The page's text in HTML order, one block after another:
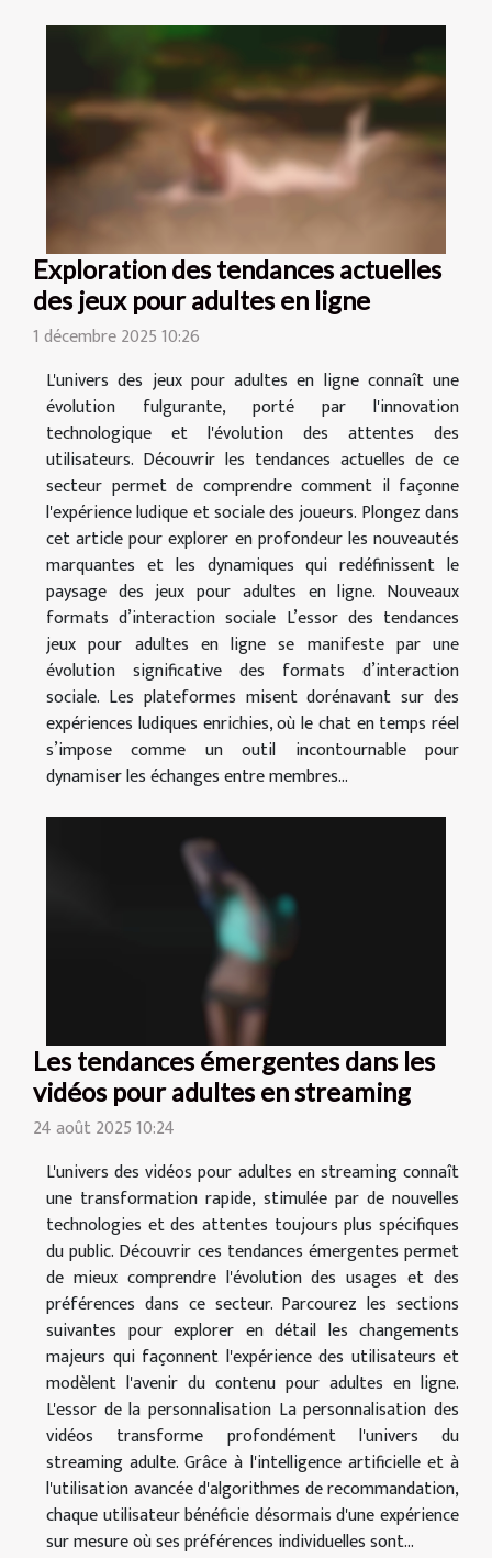
Exploration des tendances actuelles
des jeux pour adultes en ligne
1 décembre 2025 10:26
L'univers des jeux pour adultes en ligne connaît une
évolution fulgurante, porté par l'innovation
technologique et l'évolution des attentes des
utilisateurs. Découvrir les tendances actuelles de ce
secteur permet de comprendre comment il façonne
l'expérience ludique et sociale des joueurs. Plongez dans
cet article pour explorer en profondeur les nouveautés
marquantes et les dynamiques qui redéfinissent le
paysage des jeux pour adultes en ligne. Nouveaux
formats d’interaction sociale L’essor des tendances
jeux pour adultes en ligne se manifeste par une
évolution significative des formats d’interaction
sociale. Les plateformes misent dorénavant sur des
expériences ludiques enrichies, où le chat en temps réel
s’impose comme un outil incontournable pour
dynamiser les échanges entre membres...
Les tendances émergentes dans les
vidéos pour adultes en streaming
24 août 2025 10:24
L'univers des vidéos pour adultes en streaming connaît
une transformation rapide, stimulée par de nouvelles
technologies et des attentes toujours plus spécifiques
du public. Découvrir ces tendances émergentes permet
de mieux comprendre l'évolution des usages et des
préférences dans ce secteur. Parcourez les sections
suivantes pour explorer en détail les changements
majeurs qui façonnent l'expérience des utilisateurs et
modèlent l'avenir du contenu pour adultes en ligne.
L'essor de la personnalisation La personnalisation des
vidéos transforme profondément l'univers du
streaming adulte. Grâce à l'intelligence artificielle et à
l'utilisation avancée d'algorithmes de recommandation,
chaque utilisateur bénéficie désormais d'une expérience
sur mesure où ses préférences individuelles sont...